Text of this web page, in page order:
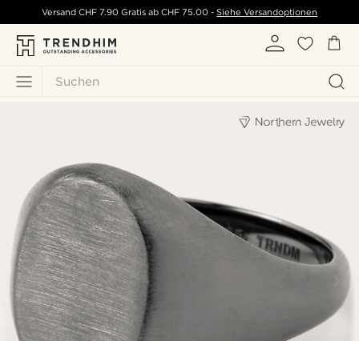
Suchen
Versand CHF 7.90 Gratis ab CHF 75.00 - Siehe Versandoptionen